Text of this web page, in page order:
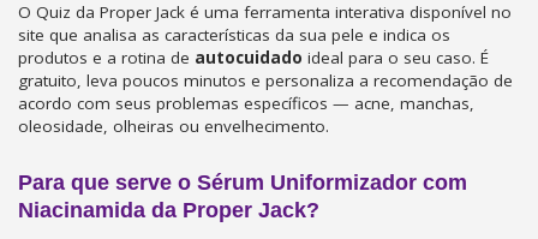
O Quiz da Proper Jack é uma ferramenta interativa disponível no
site que analisa as características da sua pele e indica os
produtos e a rotina de autocuidado ideal para o seu caso. É
gratuito, leva poucos minutos e personaliza a recomendação de
acordo com seus problemas específicos — acne, manchas,
oleosidade, olheiras ou envelhecimento.
Para que serve o Sérum Uniformizador com
Niacinamida da Proper Jack?